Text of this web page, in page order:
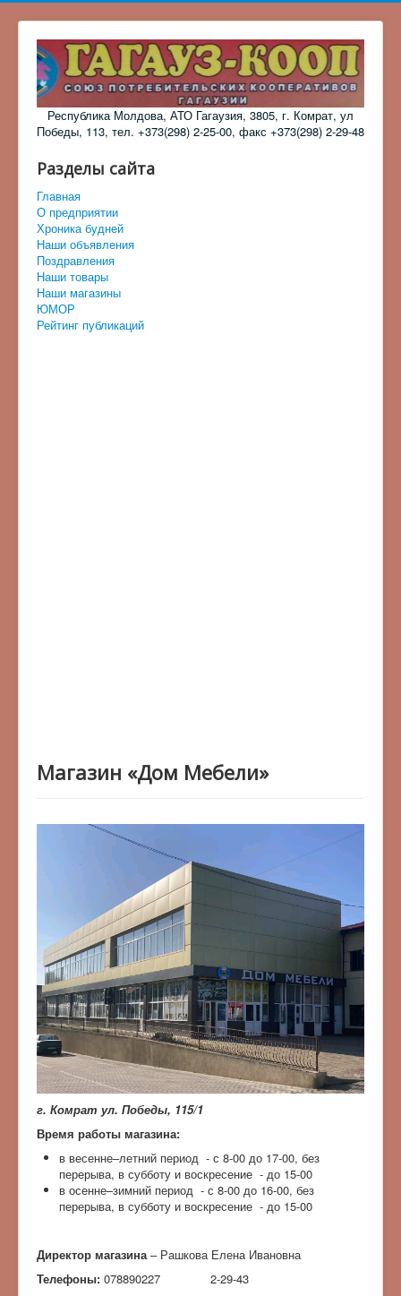
Республика Молдова, АТО Гагаузия, 3805, г. Комрат, ул
Победы, 113, тел. +373(298) 2-25-00, факс +373(298) 2-29-48
Разделы сайта
Главная
О предприятии
Хроника будней
Наши объявления
Поздравления
Наши товары
Наши магазины
ЮМОР
Рейтинг публикаций
Магазин «Дом Мебели»
г. Комрат ул. Победы, 115/1
Время работы магазина:
в весенне–летний период - с 8-00 до 17-00, без
перерыва, в субботу и воскресение - до 15-00
в осенне–зимний период - с 8-00 до 16-00, без
перерыва, в субботу и воскресение - до 15-00
Директор магазина – Рашкова Елена Ивановна
Телефоны: 078890227 2-29-43